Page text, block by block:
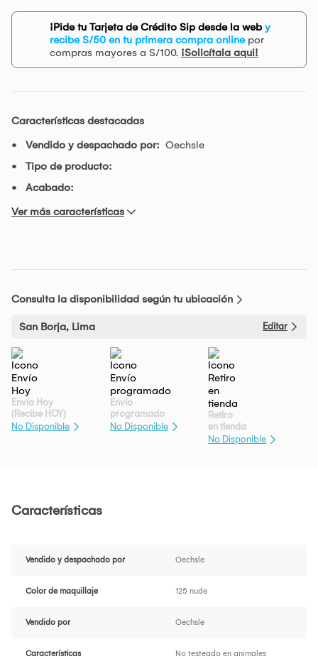
¡Pide tu Tarjeta de Crédito Sip desde la web y
recibe S/50 en tu primera compra onlinepor
compras mayores a S/100. ¡Solicítala aqui!
Características destacadas
Vendido y despachado por: Oechsle
Tipo de producto:
Acabado:
Ver más características
Consulta la disponibilidad según tu ubicación
San Borja, Lima Editar
Envío Hoy
(Recibe HOY)
No Disponible
Envío
programado
No Disponible
Retiro
en tienda
No Disponible
Características
Vendido y despachado por Oechsle
Color de maquillaje 125 nude
Vendido por Oechsle
Características No testeado en animales